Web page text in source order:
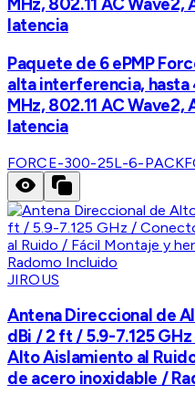
MHz, 802.11 AC Wave2,
latencia
Paquete de 6 ePMP
alta interferencia,
MHz, 802.11 AC Wave2,
latencia
FORCE-300-25L-6-PACK
JIROUS
Antena Direccional de
dBi / 2 ft / 5.9-7.125
Alto Aislamiento al
de acero inoxidable /